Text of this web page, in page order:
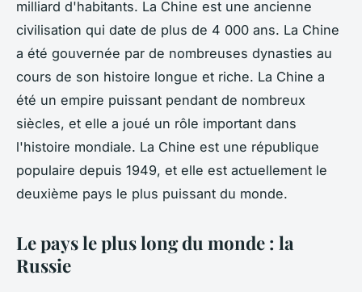
milliard d'habitants. La Chine est une ancienne
civilisation qui date de plus de 4 000 ans. La Chine
a été gouvernée par de nombreuses dynasties au
cours de son histoire longue et riche. La Chine a
été un empire puissant pendant de nombreux
siècles, et elle a joué un rôle important dans
l'histoire mondiale. La Chine est une république
populaire depuis 1949, et elle est actuellement le
deuxième pays le plus puissant du monde.
Le pays le plus long du monde : la
Russie